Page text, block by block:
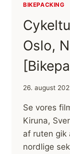
BIKEPACKING
Oslo,
26. august
Se vores
Kiruna,
af ruten gik
nordlige